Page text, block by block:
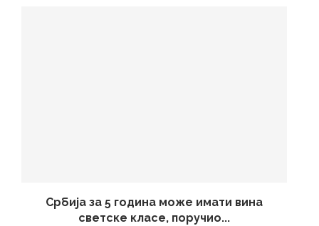
Србија за 5 година може имати вина
светске класе, поручио...